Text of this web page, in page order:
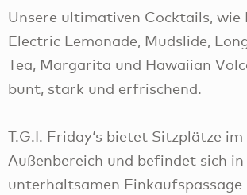
Unsere ultimativen Cocktails, wie
Electric Lemonade, Mudslide,
Tea, Margarita und Hawaiian
bunt, stark und erfrischend.
T.G.I. Friday‘s bietet Sitzplätze
Außenbereich und befindet sich in
unterhaltsamen Einkaufspassage